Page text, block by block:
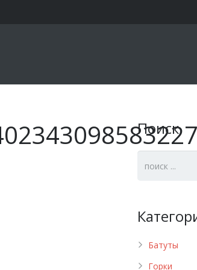
Поиск
Батуты
Горки